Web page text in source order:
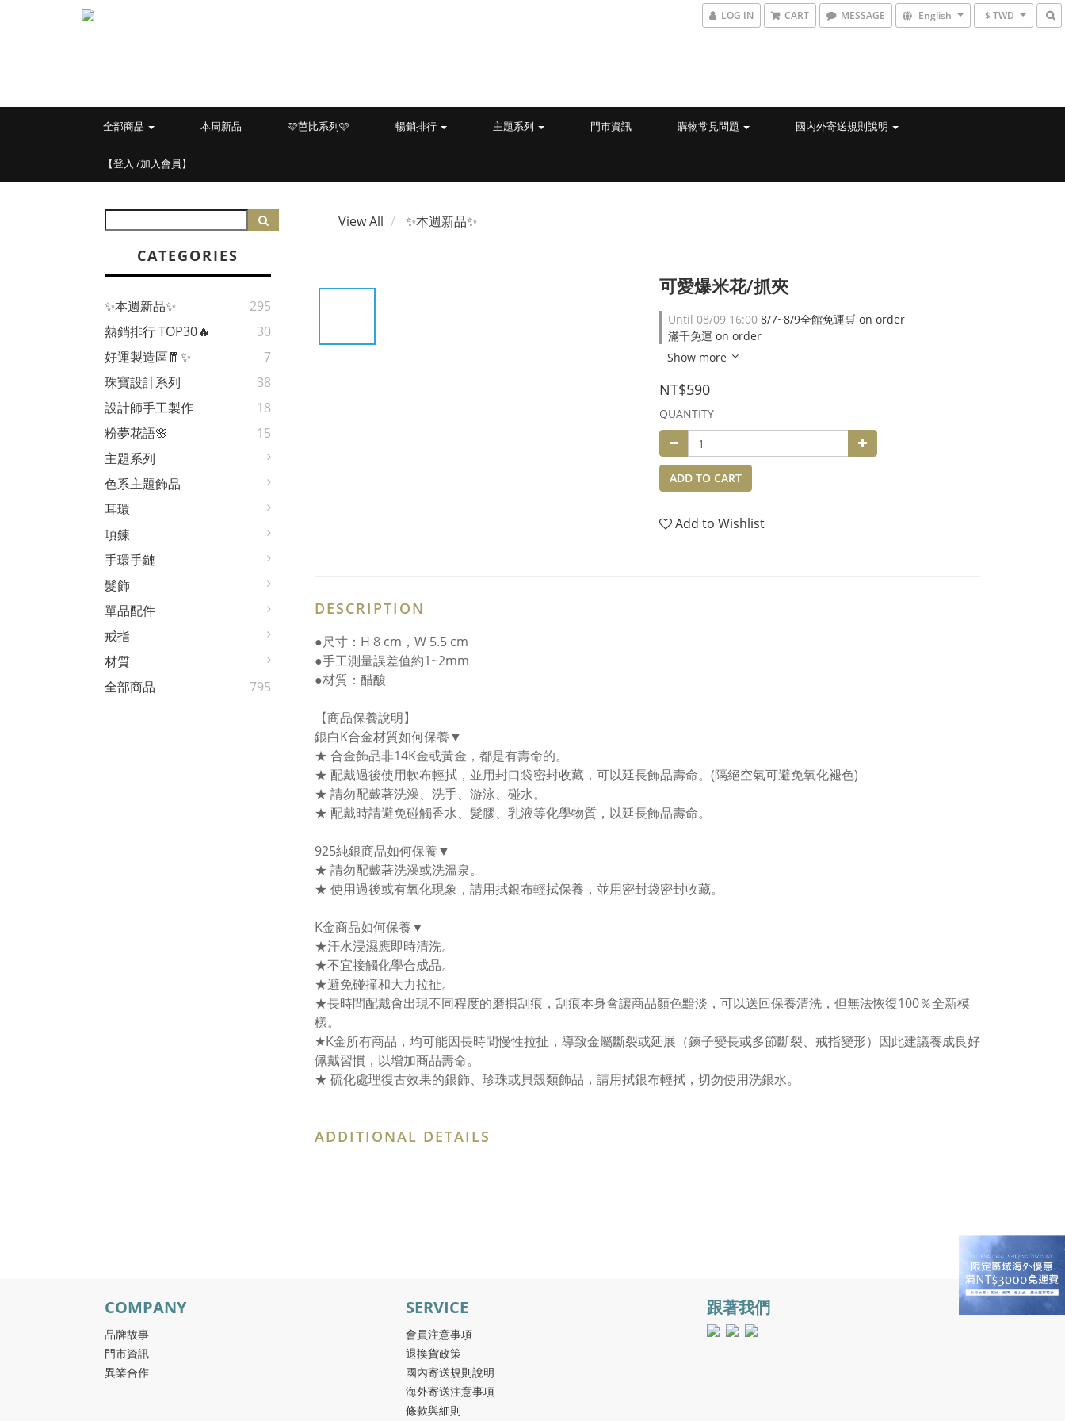
LOG IN CART MESSAGE English $ TWD
全部商品 本周新品 🩷芭比系列🩷 暢銷排行 主題系列 門市資訊 購物常見問題 國內外寄送規則說明
【登入 /加入會員】
CATEGORIES
✨本週新品✨
295
熱銷排行 TOP30🔥
30
好運製造區🧧✨
7
珠寶設計系列
38
設計師手工製作
18
粉夢花語🌸
15
主題系列
色系主題飾品
耳環
項鍊
手環手鏈
髮飾
單品配件
戒指
材質
全部商品
795
View All ✨本週新品✨
可愛爆米花/抓夾
Until 08/09 16:00 8/7~8/9全館免運🛒 on order
滿千免運 on order
Show more
NT$590
QUANTITY
ADD TO CART
Add to Wishlist
DESCRIPTION
●尺寸：H 8 cm，W 5.5 cm
●手工測量誤差值約1~2mm
●材質：醋酸
【商品保養說明】
銀白K合金材質如何保養▼
★ 合金飾品非14K金或黃金，都是有壽命的。
★ 配戴過後使用軟布輕拭，並用封口袋密封收藏，可以延長飾品壽命。(隔絕空氣可避免氧化褪色)
★ 請勿配戴著洗澡、洗手、游泳、碰水。
★ 配戴時請避免碰觸香水、髮膠、乳液等化學物質，以延長飾品壽命。
925純銀商品如何保養▼
★ 請勿配戴著洗澡或洗溫泉。
★ 使用過後或有氧化現象，請用拭銀布輕拭保養，並用密封袋密封收藏。
K金商品如何保養▼
★汗水浸濕應即時清洗。
★不宜接觸化學合成品。
★避免碰撞和大力拉扯。
★長時間配戴會出現不同程度的磨損刮痕，刮痕本身會讓商品顏色黯淡，可以送回保養清洗，但無法恢復100％全新模
樣。
★K金所有商品，均可能因長時間慢性拉扯，導致金屬斷裂或延展（鍊子變長或多節斷裂、戒指變形）因此建議養成良好
佩戴習慣，以增加商品壽命。
★ 硫化處理復古效果的銀飾、珍珠或貝殼類飾品，請用拭銀布輕拭，切勿使用洗銀水。
ADDITIONAL DETAILS
COMPANY
品牌故事
門市資訊
異業合作
SERVICE
會員注意事項
退換貨政策
國內寄送規則說明
海外寄送注意事項
條款與細則
跟著我們